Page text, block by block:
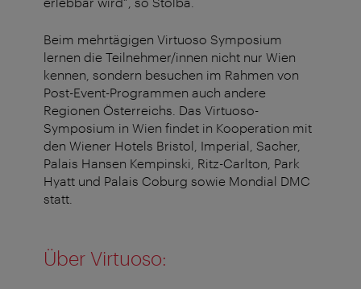
Beim mehrtägigen Virtuoso Symposium
lernen die Teilnehmer/innen nicht nur Wien
kennen, sondern besuchen im Rahmen von
Post-Event-Programmen auch andere
Regionen Österreichs. Das Virtuoso-
Symposium in Wien findet in Kooperation mit
den Wiener Hotels Bristol, Imperial, Sacher,
Palais Hansen Kempinski, Ritz-Carlton, Park
Hyatt und Palais Coburg sowie Mondial DMC
statt.
Über Virtuoso: